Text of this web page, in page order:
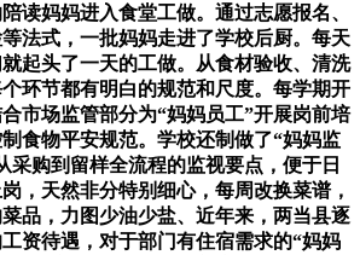
读妈妈进入食堂工做。通过志愿报名、
法式，一批妈妈走进了学校后厨。每天
起头了一天的工做。从食材验收、清洗
环节都有明白的规范和尺度。每学期开
市场监管部分为“妈妈员工”开展岗前培
食物平安规范。学校还制做了“妈妈监
采购到留样全流程的监视要点，便于日
，天然非分特别细心，每周改换菜谱，
品，力图少油少盐、近年来，两当县逐
资待遇，对于部门有住宿需求的“妈妈